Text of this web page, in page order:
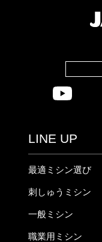
LINE UP
最適ミシン選び
刺しゅうミシン
一般ミシン
職業用ミシン